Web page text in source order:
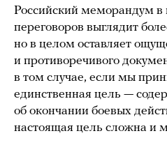
Российский меморандум в
переговоров выглядит
но в целом оставляет
и противоречивого
в том случае, если мы
единственная цель —
об окончании боевых
настоящая цель сложна и